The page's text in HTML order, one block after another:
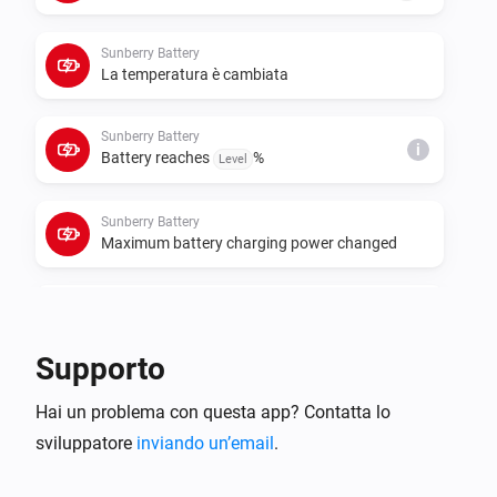
in each device settings instead of relying on
Sunberry Battery
La temperatura è cambiata
Sunberry Battery
Battery reaches Level % i
Sunberry Battery
Maximum battery charging power changed
Battery stops force charging
Supporto
Hai un problema con questa app? Contatta lo
sviluppatore inviando un’email.